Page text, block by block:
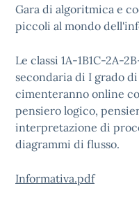
Gara di algoritmica e
piccoli al mondo
Le classi 1A-1B1C-2A-
secondaria di I grado
cimenteranno online
pensiero logico,
interpretazione di
diagrammi di flusso.
Informativa.pdf